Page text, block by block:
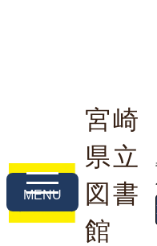
宮崎
県立
図書
館
MENU
利用案内 本や資
トップページ> 利用